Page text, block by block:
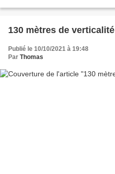
130 mètres de verticalité
Publié le 10/10/2021 à 19:48
Par Thomas